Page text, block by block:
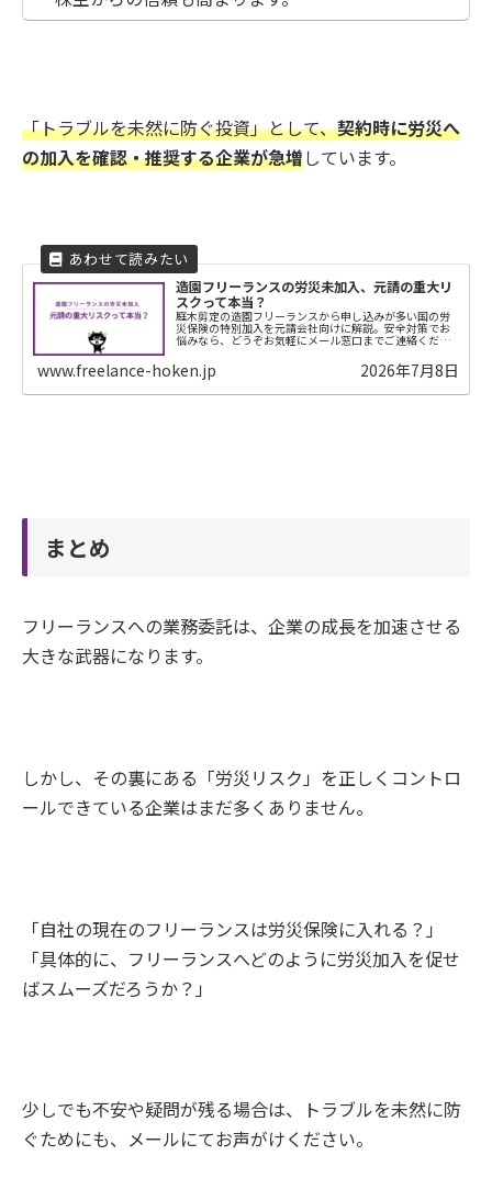
「トラブルを未然に防ぐ投資」として、契約時に労災へ
の加入を確認・推奨する企業が急増しています。
造園フリーランスの労災未加入、元請の重大リ
スクって本当？
庭木剪定の造園フリーランスから申し込みが多い国の労
災保険の特別加入を元請会社向けに解説。安全対策でお
悩みなら、どうぞお気軽にメール窓口までご連絡くださ
い。
www.freelance-hoken.jp 2026年7月8日
まとめ
フリーランスへの業務委託は、企業の成長を加速させる
大きな武器になります。
しかし、その裏にある「労災リスク」を正しくコントロ
ールできている企業はまだ多くありません。
「自社の現在のフリーランスは労災保険に入れる？」
「具体的に、フリーランスへどのように労災加入を促せ
ばスムーズだろうか？」
少しでも不安や疑問が残る場合は、トラブルを未然に防
ぐためにも、メールにてお声がけください。